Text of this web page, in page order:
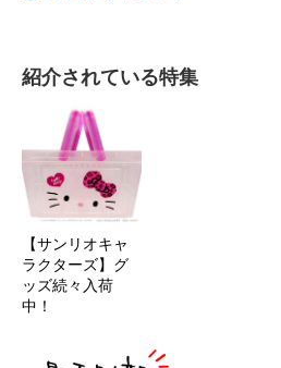
紹介されている特集
【サンリオキャ
ラクターズ】グ
ッズ続々入荷
中！